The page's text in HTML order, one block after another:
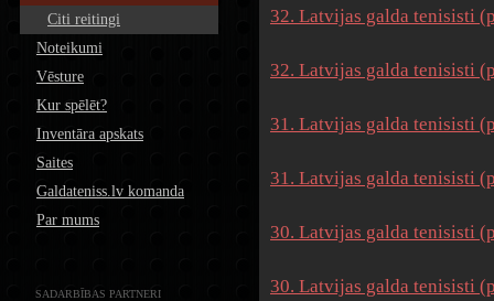
Citi reitingi
Noteikumi
Vēsture
Kur spēlēt?
Inventāra apskats
Saites
Galdateniss.lv komanda
Par mums
SADARBĪBAS PARTNERI
32. Latvijas galda tenisisti
32. Latvijas galda tenisisti
31. Latvijas galda tenisisti
31. Latvijas galda tenisisti
30. Latvijas galda tenisisti
30. Latvijas galda tenisisti